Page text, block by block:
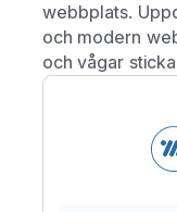
webbplats.
och modern
och vågar